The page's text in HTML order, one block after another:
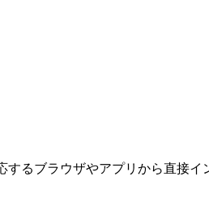
るブラウザやアプリから直接イ